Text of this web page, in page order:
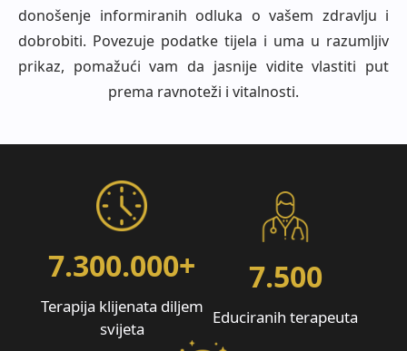
donošenje informiranih odluka o vašem zdravlju i
dobrobiti. Povezuje podatke tijela i uma u razumljiv
prikaz, pomažući vam da jasnije vidite vlastiti put
prema ravnoteži i vitalnosti.
7.300.000+
Terapija klijenata diljem
svijeta
7.500
Educiranih terapeuta